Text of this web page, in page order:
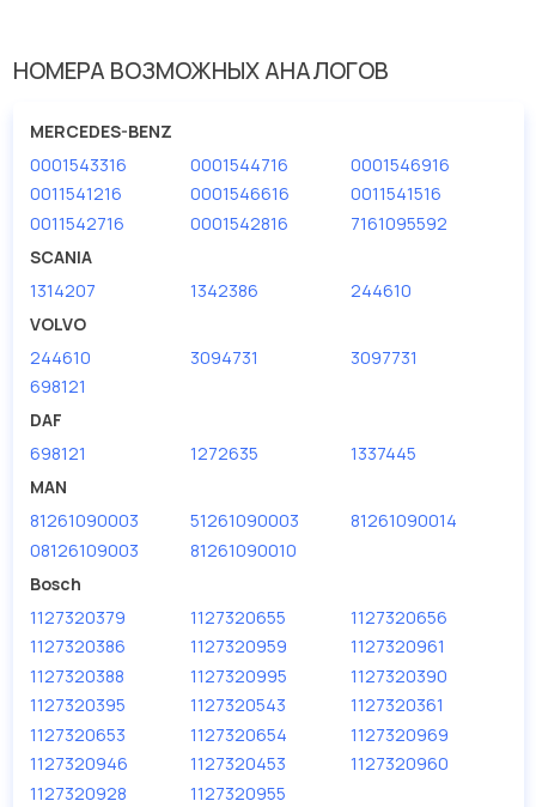
У данной детали есть аналоги с номерами, убедитесь сами.
представлены в большом ассортименте.
Мы продаем сертифицированные колодки тормозные
дисковые с гарантией от производителя DT.
НОМЕРА ВОЗМОЖНЫХ АНАЛОГОВ
MERCEDES-BENZ
0001543316
0001544716
0001546916
0011541216
0001546616
0011541516
0011542716
0001542816
7161095592
SCANIA
1314207
1342386
244610
VOLVO
244610
3094731
3097731
698121
DAF
698121
1272635
1337445
MAN
81261090003
51261090003
81261090014
08126109003
81261090010
Bosch
1127320379
1127320655
1127320656
1127320386
1127320959
1127320961
1127320388
1127320995
1127320390
1127320395
1127320543
1127320361
1127320653
1127320654
1127320969
1127320946
1127320453
1127320960
1127320928
1127320955